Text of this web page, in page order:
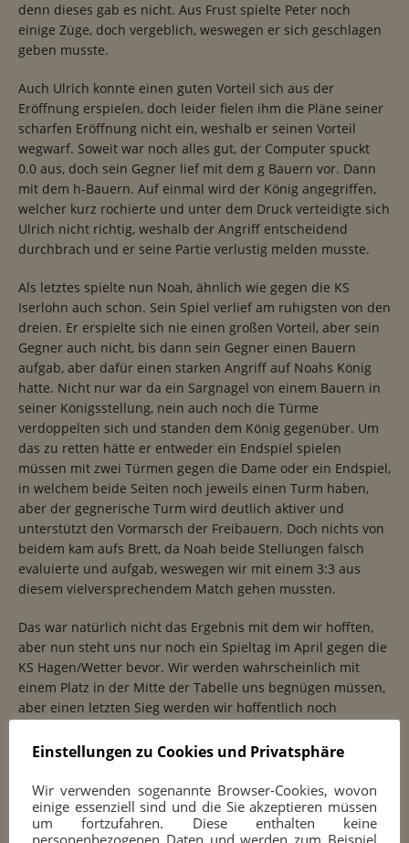
denn dieses gab es nicht. Aus Frust spielte Peter noch
einige Züge, doch vergeblich, weswegen er sich geschlagen
geben musste.
Auch Ulrich konnte einen guten Vorteil sich aus der
Eröffnung erspielen, doch leider fielen ihm die Pläne seiner
scharfen Eröffnung nicht ein, weshalb er seinen Vorteil
wegwarf. Soweit war noch alles gut, der Computer spuckt
0.0 aus, doch sein Gegner lief mit dem g Bauern vor. Dann
mit dem h-Bauern. Auf einmal wird der König angegriffen,
welcher kurz rochierte und unter dem Druck verteidigte sich
Ulrich nicht richtig, weshalb der Angriff entscheidend
durchbrach und er seine Partie verlustig melden musste.
Als letztes spielte nun Noah, ähnlich wie gegen die KS
Iserlohn auch schon. Sein Spiel verlief am ruhigsten von den
dreien. Er erspielte sich nie einen großen Vorteil, aber sein
Gegner auch nicht, bis dann sein Gegner einen Bauern
aufgab, aber dafür einen starken Angriff auf Noahs König
hatte. Nicht nur war da ein Sargnagel von einem Bauern in
seiner Königsstellung, nein auch noch die Türme
verdoppelten sich und standen dem König gegenüber. Um
das zu retten hätte er entweder ein Endspiel spielen
müssen mit zwei Türmen gegen die Dame oder ein Endspiel,
in welchem beide Seiten noch jeweils einen Turm haben,
aber der gegnerische Turm wird deutlich aktiver und
unterstützt den Vormarsch der Freibauern. Doch nichts von
beidem kam aufs Brett, da Noah beide Stellungen falsch
evaluierte und aufgab, weswegen wir mit einem 3:3 aus
diesem vielversprechendem Match gehen mussten.
Das war natürlich nicht das Ergebnis mit dem wir hofften,
aber nun steht uns nur noch ein Spieltag im April gegen die
KS Hagen/Wetter bevor. Wir werden wahrscheinlich mit
einem Platz in der Mitte der Tabelle uns begnügen müssen,
aber einen letzten Sieg werden wir hoffentlich noch
Hohenlimburg 2
1
Herröder, Peter
Irgel, Klaus
0:1
Einstellungen zu Cookies und Privatsphäre
Wir verwenden sogenannte Browser-Cookies, wovon
einige essenziell sind und die Sie akzeptieren müssen
um fortzufahren. Diese enthalten keine
personenbezogenen Daten und werden zum Beispiel